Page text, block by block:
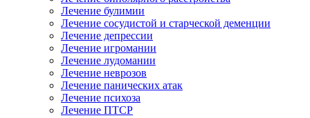
Лечение булимии
Лечение сосудистой и старческой деменции
Лечение депрессии
Лечение игромании
Лечение лудомании
Лечение неврозов
Лечение панических атак
Лечение психоза
Лечение ПТСР